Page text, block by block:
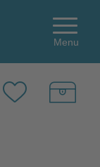
Menu